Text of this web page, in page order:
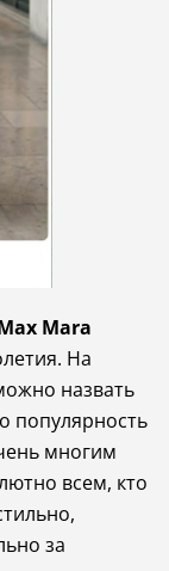
Mara
На
назвать
популярность
многим
всем, кто
за